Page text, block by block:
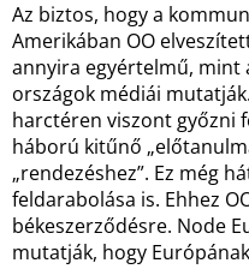
Az biztos, hogy a
Amerikában OO
annyira egyértelmű, mint
országok médiái
harctéren viszont győzni
háború kitűnő
„rendezéshez”. Ez még
feldarabolása is. Ehhez
békeszerződésre. Node
mutatják, hogy